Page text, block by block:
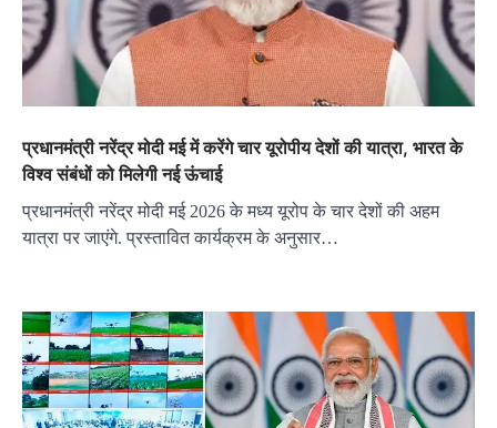
प्रधानमंत्री नरेंद्र मोदी मई में करेंगे चार यूरोपीय देशों की यात्रा, भारत के
विश्व संबंधों को मिलेगी नई ऊंचाई
प्रधानमंत्री नरेंद्र मोदी मई 2026 के मध्य यूरोप के चार देशों की अहम
यात्रा पर जाएंगे. प्रस्तावित कार्यक्रम के अनुसार…